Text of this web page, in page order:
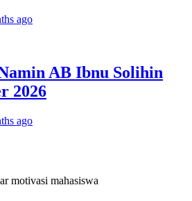
ago
AB Ibnu Solihin
2026
ago
motivasi mahasiswa